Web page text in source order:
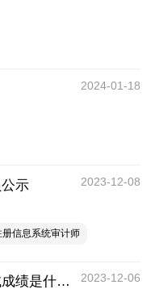
2024-01-18
示 2023-12-08
册信息系统审计师
2023年度审计专业技术资格考试成绩是什么时候公布的？ 2023-12-06